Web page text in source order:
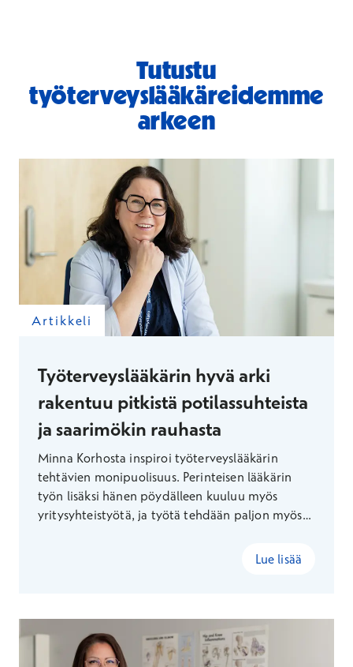
Tutustu
työterveyslääkäreidemme
arkeen
Artikkeli
Työterveyslääkärin hyvä arki
rakentuu pitkistä potilassuhteista
ja saarimökin rauhasta
Minna Korhosta inspiroi työterveyslääkärin
tehtävien monipuolisuus. Perinteisen lääkärin
työn lisäksi hänen pöydälleen kuuluu myös
yritysyhteistyötä, ja työtä tehdään paljon myös
jälkeen mieli lepää metsässä tai saarimökillä.
Lue lisää